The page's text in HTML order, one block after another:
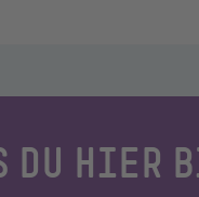
DU HIER